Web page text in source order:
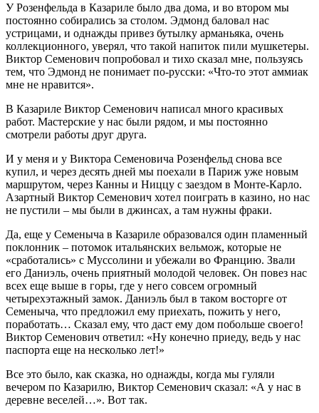
У Розенфельда в Казариле было два дома, и во втором мы
постоянно собирались за столом. Эдмонд баловал нас
устрицами, и однажды привез бутылку арманьяка, очень
коллекционного, уверял, что такой напиток пили мушкетеры.
Виктор Семенович попробовал и тихо сказал мне, пользуясь
тем, что Эдмонд не понимает по-русски: «Что-то этот аммиак
мне не нравится».
В Казариле Виктор Семенович написал много красивых
работ. Мастерские у нас были рядом, и мы постоянно
смотрели работы друг друга.
И у меня и у Виктора Семеновича Розенфельд снова все
купил, и через десять дней мы поехали в Париж уже новым
маршрутом, через Канны и Ниццу с заездом в Монте-Карло.
Азартный Виктор Семенович хотел поиграть в казино, но нас
не пустили – мы были в джинсах, а там нужны фраки.
Да, еще у Семеныча в Казариле образовался один пламенный
поклонник – потомок итальянских вельмож, которые не
«сработались» с Муссолини и убежали во Францию. Звали
его Даниэль, очень приятный молодой человек. Он повез нас
всех еще выше в горы, где у него совсем огромный
четырехэтажный замок. Даниэль был в таком восторге от
Семеныча, что предложил ему приехать, пожить у него,
поработать… Сказал ему, что даст ему дом побольше своего!
Виктор Семенович ответил: «Ну конечно приеду, ведь у нас
паспорта еще на несколько лет!»
Все это было, как сказка, но однажды, когда мы гуляли
вечером по Казарилю, Виктор Семенович сказал: «А у нас в
деревне веселей…». Вот так.